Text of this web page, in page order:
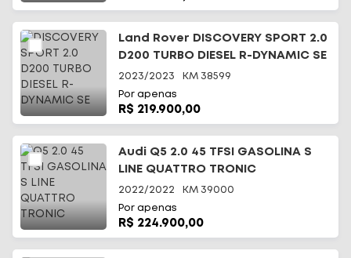
Land Rover DISCOVERY SPORT 2.0
D200 TURBO DIESEL R-DYNAMIC SE
2023/2023 KM 38599
Por apenas
R$ 219.900,00
Audi Q5 2.0 45 TFSI GASOLINA S
LINE QUATTRO TRONIC
2022/2022 KM 39000
Por apenas
R$ 224.900,00